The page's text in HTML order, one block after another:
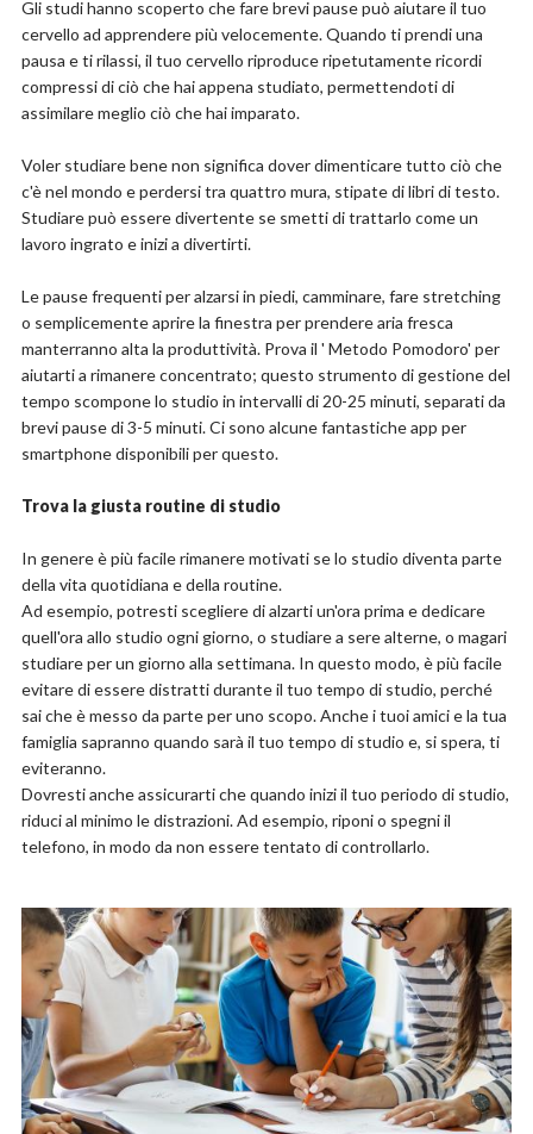
Gli studi hanno scoperto che fare brevi pause può aiutare il tuo
cervello ad apprendere più velocemente. Quando ti prendi una
pausa e ti rilassi, il tuo cervello riproduce ripetutamente ricordi
compressi di ciò che hai appena studiato, permettendoti di
assimilare meglio ciò che hai imparato.
Voler studiare bene non significa dover dimenticare tutto ciò che
c'è nel mondo e perdersi tra quattro mura, stipate di libri di testo.
Studiare può essere divertente se smetti di trattarlo come un
lavoro ingrato e inizi a divertirti.
Le pause frequenti per alzarsi in piedi, camminare, fare stretching
o semplicemente aprire la finestra per prendere aria fresca
manterranno alta la produttività. Prova il ' Metodo Pomodoro' per
aiutarti a rimanere concentrato; questo strumento di gestione del
tempo scompone lo studio in intervalli di 20-25 minuti, separati da
brevi pause di 3-5 minuti. Ci sono alcune fantastiche app per
smartphone disponibili per questo.
Trova la giusta routine di studio
In genere è più facile rimanere motivati se lo studio diventa parte
della vita quotidiana e della routine.
Ad esempio, potresti scegliere di alzarti un'ora prima e dedicare
quell'ora allo studio ogni giorno, o studiare a sere alterne, o magari
studiare per un giorno alla settimana. In questo modo, è più facile
evitare di essere distratti durante il tuo tempo di studio, perché
sai che è messo da parte per uno scopo. Anche i tuoi amici e la tua
famiglia sapranno quando sarà il tuo tempo di studio e, si spera, ti
eviteranno.
Dovresti anche assicurarti che quando inizi il tuo periodo di studio,
riduci al minimo le distrazioni. Ad esempio, riponi o spegni il
telefono, in modo da non essere tentato di controllarlo.